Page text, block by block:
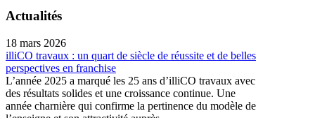
Actualités
18 mars 2026
illiCO travaux : un quart de siècle de réussite et de belles
perspectives en franchise
L’année 2025 a marqué les 25 ans d’illiCO travaux avec
des résultats solides et une croissance continue. Une
année charnière qui confirme la pertinence du modèle de